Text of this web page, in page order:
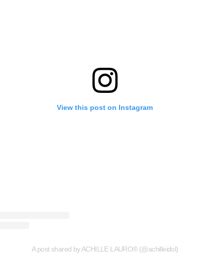
View this post on Instagram
A post shared by ACHILLE LAURO® (@achilleidol)